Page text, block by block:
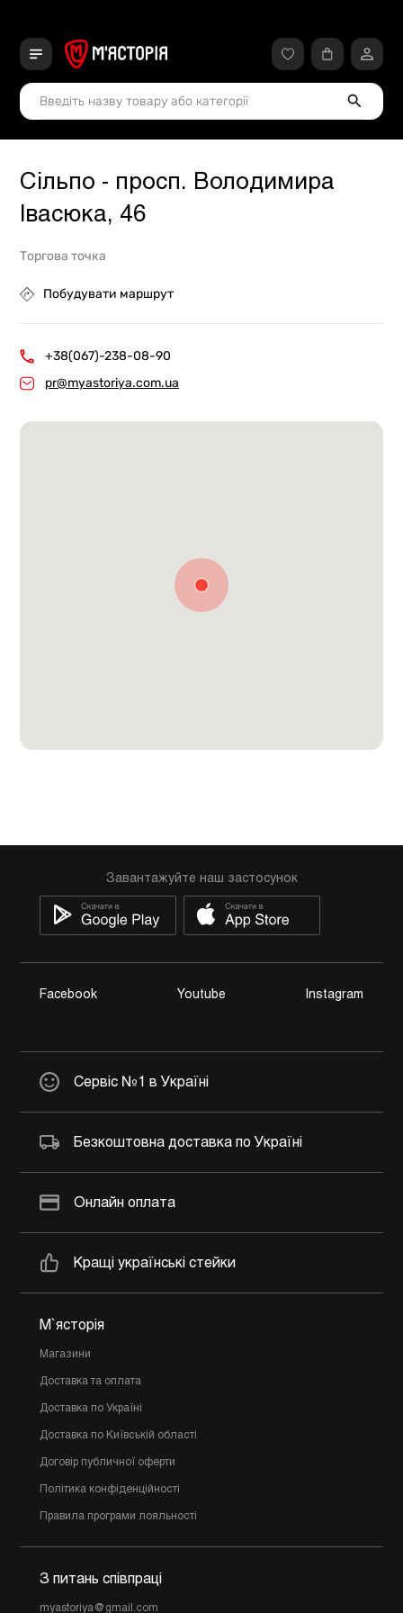
Сільпо - просп. Володимира
Івасюка, 46
Торгова точка
Побудувати маршрут
+38(067)-238-08-90
pr@myastoriya.com.ua
Завантажуйте наш застосунок
Facebook Youtube Instagram
Сервіс №1 в Україні
Безкоштовна доставка по Україні
Онлайн оплата
Кращі українські стейки
М`ясторія
Магазини
Доставка та оплата
Доставка по Україні
Доставка по Київській області
Договір публичної оферти
Політика конфіденційності
Правила програми лояльності
З питань співпраці
myastoriya@gmail.com